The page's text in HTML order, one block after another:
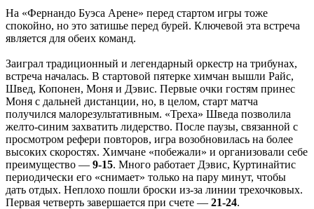
На «Фернандо Буэса Арене» перед стартом игры тоже
спокойно, но это затишье перед бурей. Ключевой эта встреча
является для обеих команд.
Заиграл традиционный и легендарный оркестр на трибунах,
встреча началась. В стартовой пятерке химчан вышли Райс,
Швед, Копонен, Моня и Дэвис. Первые очки гостям принес
Моня с дальней дистанции, но, в целом, старт матча
получился малорезультативным. «Треха» Шведа позволила
желто-синим захватить лидерство. После паузы, связанной с
просмотром рефери повторов, игра возобновилась на более
высоких скоростях. Химчане «побежали» и организовали себе
преимущество — 9-15. Много работает Дэвис, Куртинайтис
периодически его «снимает» только на пару минут, чтобы
дать отдых. Неплохо пошли броски из-за линии трехочковых.
Первая четверть завершается при счете — 21-24.